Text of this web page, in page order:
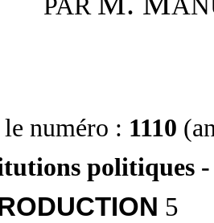
PAR
numéro : 1110
politiques
5